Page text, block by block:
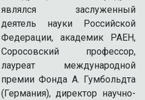
являлся заслуженный
деятель науки Российской
Федерации, академик РАЕН,
Соросовский профессор,
лауреат международной
премии Фонда А. Гумбольдта
(Германия), директор научно-